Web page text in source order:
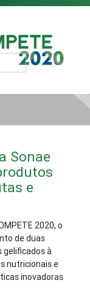
Sonae
e
2020, o
de duas
gelificados à
nutricionais e
inovadoras